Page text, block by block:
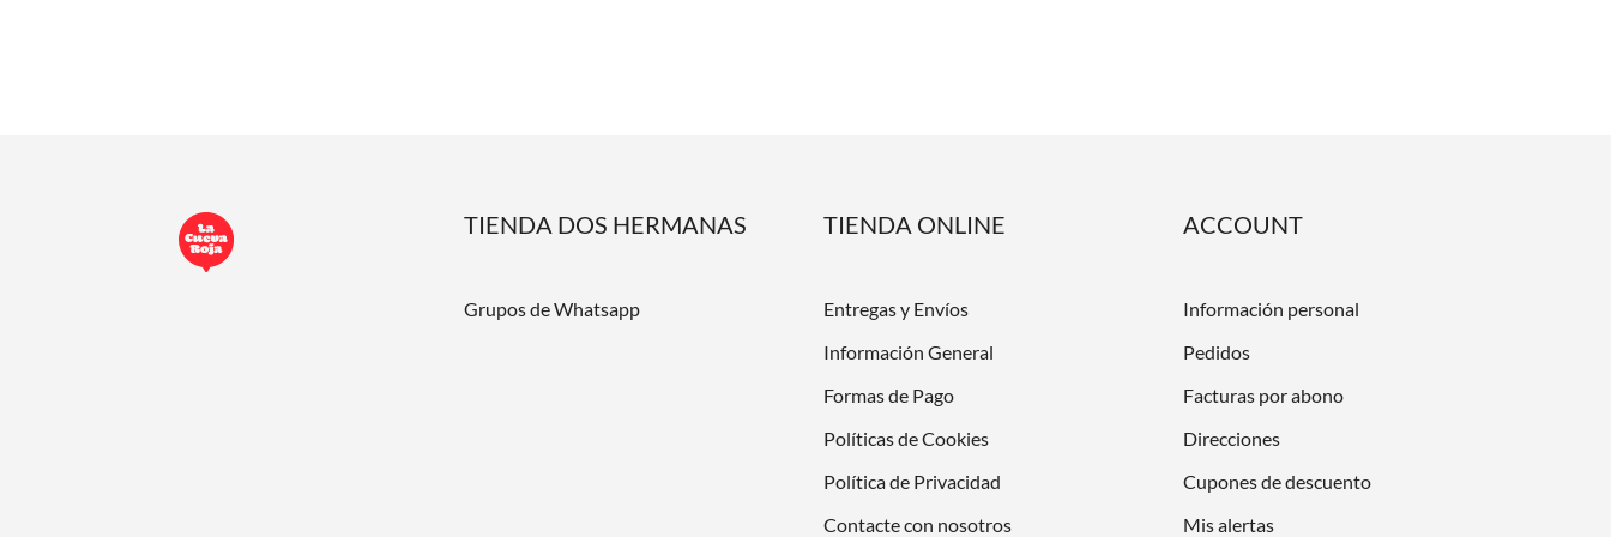
TIENDA DOS HERMANAS
Grupos de Whatsapp
TIENDA ONLINE
Entregas y Envíos
Información General
Formas de Pago
Políticas de Cookies
Política de Privacidad
Contacte con nosotros
ACCOUNT
Información personal
Pedidos
Facturas por abono
Direcciones
Cupones de descuento
Mis alertas